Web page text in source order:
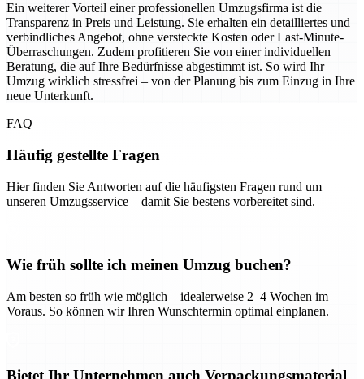
Ein weiterer Vorteil einer professionellen Umzugsfirma ist die
Transparenz in Preis und Leistung. Sie erhalten ein detailliertes und
verbindliches Angebot, ohne versteckte Kosten oder Last-Minute-
Überraschungen. Zudem profitieren Sie von einer individuellen
Beratung, die auf Ihre Bedürfnisse abgestimmt ist. So wird Ihr
Umzug wirklich stressfrei – von der Planung bis zum Einzug in Ihre
neue Unterkunft.
FAQ
Häufig gestellte Fragen
Hier finden Sie Antworten auf die häufigsten Fragen rund um
unseren Umzugsservice – damit Sie bestens vorbereitet sind.
Wie früh sollte ich meinen Umzug buchen?
Am besten so früh wie möglich – idealerweise 2–4 Wochen im
Voraus. So können wir Ihren Wunschtermin optimal einplanen.
Bietet Ihr Unternehmen auch Verpackungsmaterial